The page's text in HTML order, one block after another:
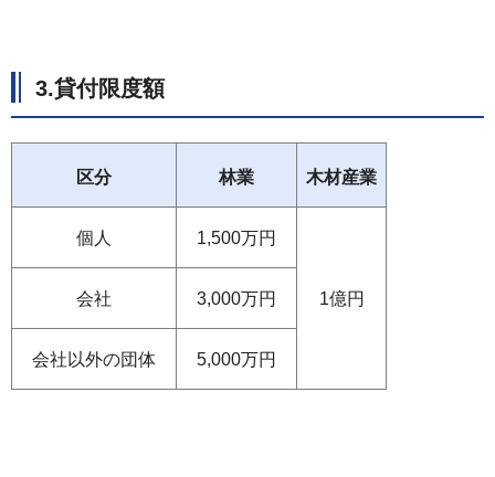
3.貸付限度額
区分 林業 木材産業
個人 1,500万円
1億円
会社 3,000万円
会社以外の団体 5,000万円